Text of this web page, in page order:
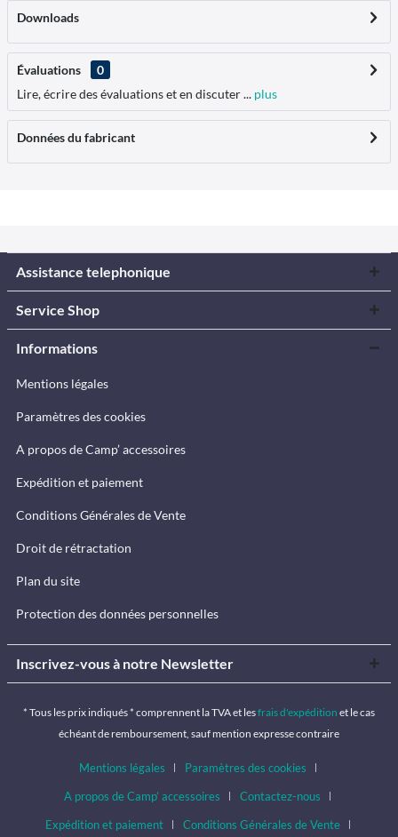
Downloads
Évaluations
0
Lire, écrire des évaluations et en discuter ... plus
Données du fabricant
Assistance telephonique
Service Shop
Informations
Mentions légales
Paramètres des cookies
A propos de Camp’ accessoires
Expédition et paiement
Conditions Générales de Vente
Droit de rétractation
Plan du site
Protection des données personnelles
Inscrivez-vous à notre Newsletter
* Tous les prix indiqués * comprennent la TVA et lesfrais d'expédition et le cas
échéant de remboursement, sauf mention expresse contraire
Mentions légales
Paramètres des cookies
A propos de Camp’ accessoires
Contactez-nous
Expédition et paiement
Conditions Générales de Vente